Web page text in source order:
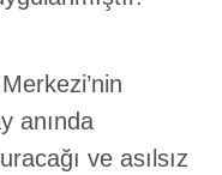
anında
ve asılsız